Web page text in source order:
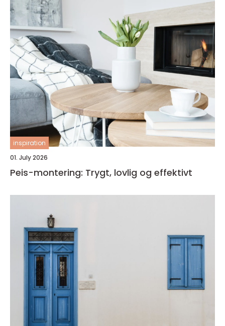
inspiration
01. July 2026
Peis-montering: Trygt, lovlig og effektivt